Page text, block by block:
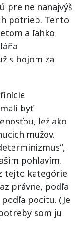
pre ne nanajvýš
potrieb. Tento
a ľahko
s bojom za
byť
lež ako
mužov.
pohlavím.
tejto kategórie
právne, podľa
pocitu. (Je
som ju